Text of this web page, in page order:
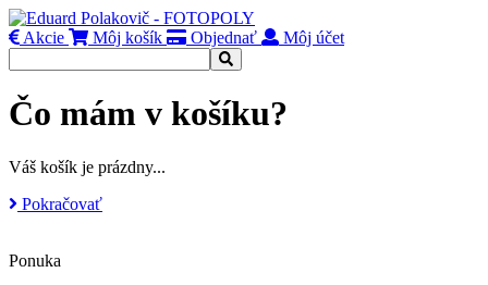
Akcie Môj košík Objednať Môj účet
Čo mám v košíku?
Váš košík je prázdny...
Pokračovať
Ponuka